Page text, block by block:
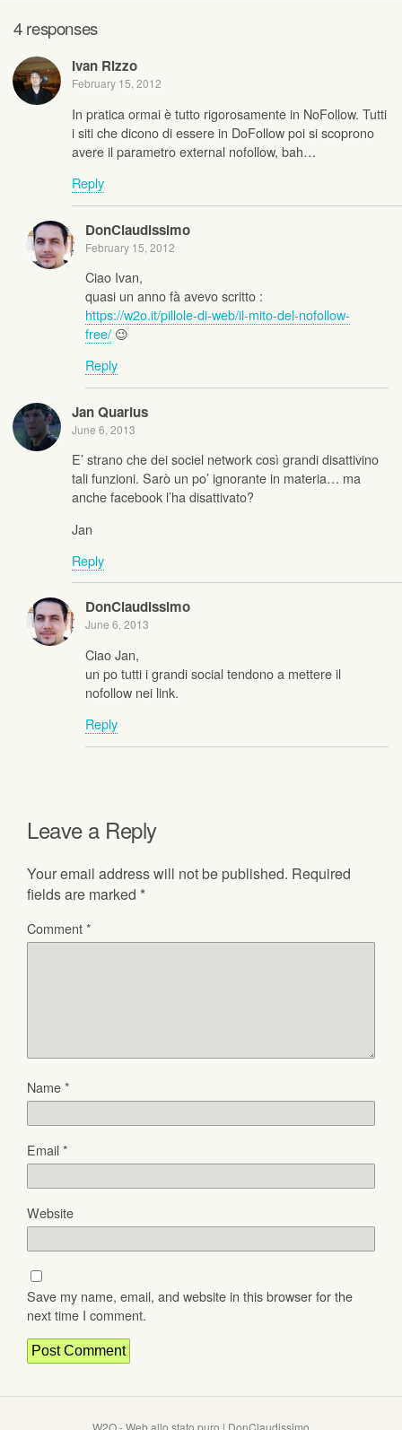
4 responses
Ivan Rizzo
February 15, 2012
In pratica ormai è tutto rigorosamente in NoFollow. Tutti
i siti che dicono di essere in DoFollow poi si scoprono
avere il parametro external nofollow, bah…
Reply
DonClaudissimo
February 15, 2012
Ciao Ivan,
quasi un anno fà avevo scritto :
https://w2o.it/pillole-di-web/il-mito-del-nofollow-
free/ 😉
Reply
Jan Quarius
June 6, 2013
E’ strano che dei sociel network così grandi disattivino
tali funzioni. Sarò un po’ ignorante in materia… ma
anche facebook l’ha disattivato?
Jan
Reply
DonClaudissimo
June 6, 2013
Ciao Jan,
un po tutti i grandi social tendono a mettere il
nofollow nei link.
Reply
Leave a Reply
Your email address will not be published. Required
fields are marked *
Comment*
Name*
Email*
Website
Save my name, email, and website in this browser for the
next time I comment.